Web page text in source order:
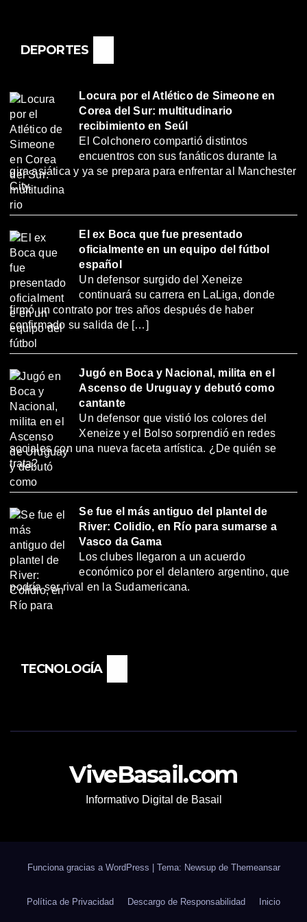
DEPORTES
Locura por el Atlético de Simeone en
Corea del Sur: multitudinario
recibimiento en Seúl
El Colchonero compartió distintos
encuentros con sus fanáticos durante la
gira asiática y ya se prepara para enfrentar al Manchester
City.
El ex Boca que fue presentado
oficialmente en un equipo del fútbol
español
Un defensor surgido del Xeneize
continuará su carrera en LaLiga, donde
firmó un contrato por tres años después de haber
confirmado su salida de […]
Jugó en Boca y Nacional, milita en el
Ascenso de Uruguay y debutó como
cantante
Un defensor que vistió los colores del
Xeneize y el Bolso sorprendió en redes
sociales con una nueva faceta artística. ¿De quién se
trata?
Se fue el más antiguo del plantel de
River: Colidio, en Río para sumarse a
Vasco da Gama
Los clubes llegaron a un acuerdo
económico por el delantero argentino, que
podría ser rival en la Sudamericana.
TECNOLOGÍA
ViveBasail.com
Informativo Digital de Basail
Funciona gracias a WordPress | Tema: Newsup de Themeansar
Política de Privacidad Descargo de Responsabilidad Inicio